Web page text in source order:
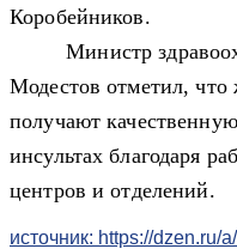
Коробейников.
Министр
Модестов отметил, что
получают
инсультах благодаря
центров и отделений.
источник: https://dzen.ru/